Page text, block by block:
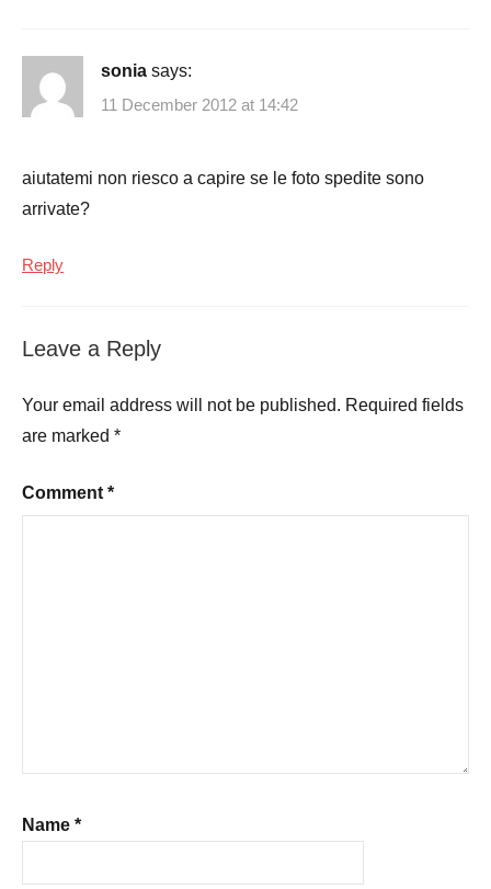
sonia says:
11 December 2012 at 14:42
aiutatemi non riesco a capire se le foto spedite sono
arrivate?
Reply
Leave a Reply
Your email address will not be published. Required fields
are marked *
Comment *
Name *